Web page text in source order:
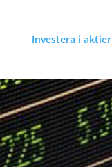
Investera i aktier